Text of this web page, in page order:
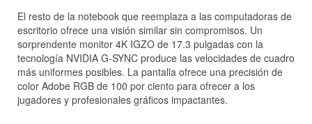
El resto de la notebook que reemplaza a las computadoras de
escritorio ofrece una visión similar sin compromisos. Un
sorprendente monitor 4K IGZO de 17.3 pulgadas con la
tecnología NVIDIA G-SYNC produce las velocidades de cuadro
más uniformes posibles. La pantalla ofrece una precisión de
color Adobe RGB de 100 por ciento para ofrecer a los
jugadores y profesionales gráficos impactantes.